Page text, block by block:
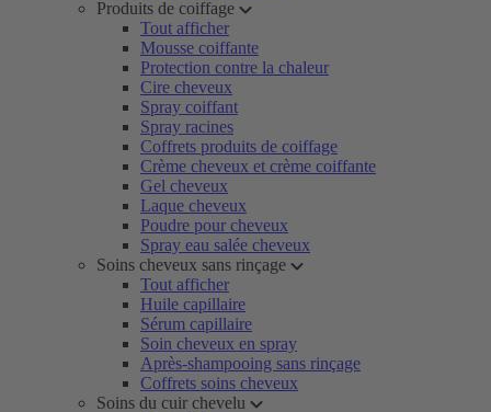
Produits de coiffage
Tout afficher
Mousse coiffante
Protection contre la chaleur
Cire cheveux
Spray coiffant
Spray racines
Coffrets produits de coiffage
Crème cheveux et crème coiffante
Gel cheveux
Laque cheveux
Poudre pour cheveux
Spray eau salée cheveux
Soins cheveux sans rinçage
Tout afficher
Huile capillaire
Sérum capillaire
Soin cheveux en spray
Après-shampooing sans rinçage
Coffrets soins cheveux
Soins du cuir chevelu